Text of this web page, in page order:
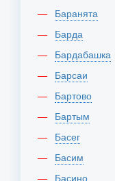
Баранята
Барда
Бардабашка
Барсаи
Бартово
Бартым
Басег
Басим
Басино